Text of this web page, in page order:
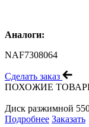
Аналоги:
NAF7308064
Сделать заказ
ПОХОЖИЕ
Диск разжимной
Подробнее Заказать